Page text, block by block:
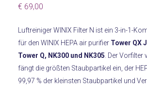
€ 69,00
Luftreiniger WINIX Filter N ist ein 3-in-1-
für den WINIX HEPA air purifier Tower QX
Tower Q, NK300 und NK305 . Der
fängt die größten Staubpartikel ein, der
99,97 % der kleinsten Staubpartikel und